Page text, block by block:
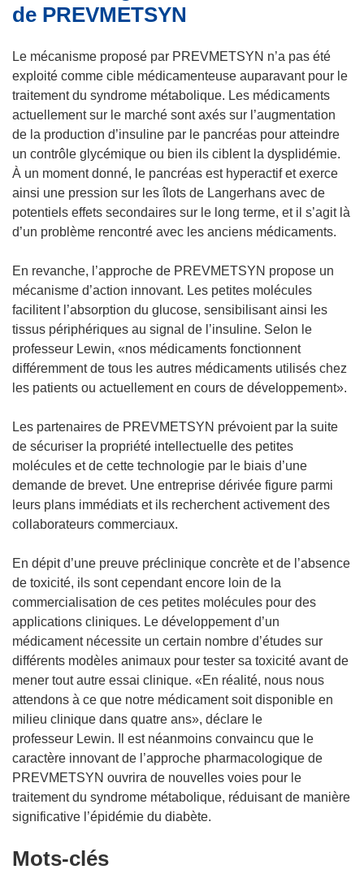
de PREVMETSYN
Le mécanisme proposé par PREVMETSYN n’a pas été
exploité comme cible médicamenteuse auparavant pour le
traitement du syndrome métabolique. Les médicaments
actuellement sur le marché sont axés sur l’augmentation
de la production d’insuline par le pancréas pour atteindre
un contrôle glycémique ou bien ils ciblent la dysplidémie.
À un moment donné, le pancréas est hyperactif et exerce
ainsi une pression sur les îlots de Langerhans avec de
potentiels effets secondaires sur le long terme, et il s’agit là
d’un problème rencontré avec les anciens médicaments.
En revanche, l’approche de PREVMETSYN propose un
mécanisme d’action innovant. Les petites molécules
facilitent l’absorption du glucose, sensibilisant ainsi les
tissus périphériques au signal de l’insuline. Selon le
professeur Lewin, «nos médicaments fonctionnent
différemment de tous les autres médicaments utilisés chez
les patients ou actuellement en cours de développement».
Les partenaires de PREVMETSYN prévoient par la suite
de sécuriser la propriété intellectuelle des petites
molécules et de cette technologie par le biais d’une
demande de brevet. Une entreprise dérivée figure parmi
leurs plans immédiats et ils recherchent activement des
collaborateurs commerciaux.
En dépit d’une preuve préclinique concrète et de l’absence
de toxicité, ils sont cependant encore loin de la
commercialisation de ces petites molécules pour des
applications cliniques. Le développement d’un
médicament nécessite un certain nombre d’études sur
différents modèles animaux pour tester sa toxicité avant de
mener tout autre essai clinique. «En réalité, nous nous
attendons à ce que notre médicament soit disponible en
milieu clinique dans quatre ans», déclare le
professeur Lewin. Il est néanmoins convaincu que le
caractère innovant de l’approche pharmacologique de
PREVMETSYN ouvrira de nouvelles voies pour le
traitement du syndrome métabolique, réduisant de manière
significative l’épidémie du diabète.
Mots‑clés